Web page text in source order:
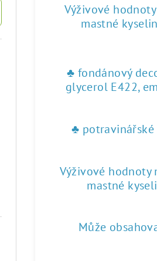
Výživové
mastné
♣ fondánový
glycerol E422,
♣ potravinářské
Výživové hodnoty
mastné
Může